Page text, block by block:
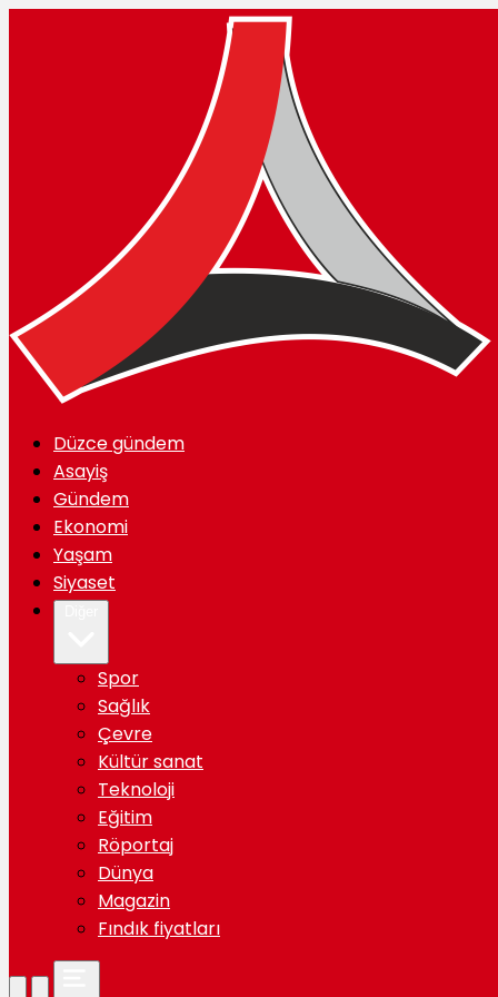
Düzce gündem
Asayiş
Gündem
Ekonomi
Yaşam
Siyaset
Spor
Sağlık
Çevre
Kültür sanat
Teknoloji
Eğitim
Röportaj
Dünya
Magazin
Fındık fiyatları